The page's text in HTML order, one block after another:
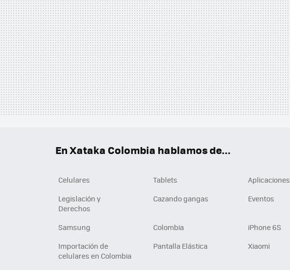
En Xataka Colombia hablamos de...
Celulares Tablets
Aplicaciones
Legislación y
Derechos
Cazando gangas Eventos
Samsung Colombia
iPhone 6S
Importación de
celulares en Colombia
Pantalla Elástica Xiaomi